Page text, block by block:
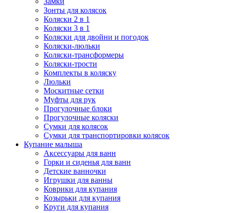
Зонты для колясок
Коляски 2 в 1
Коляски 3 в 1
Коляски для двойни и погодок
Коляски-люльки
Коляски-трансформеры
Коляски-трости
Комплекты в коляску
Люльки
Москитные сетки
Муфты для рук
Прогулочные блоки
Прогулочные коляски
Сумки для колясок
Сумки для транспортировки колясок
Купание малыша
Аксессуары для ванн
Горки и сиденья для ванн
Детские ванночки
Игрушки для ванны
Коврики для купания
Козырьки для купания
Круги для купания